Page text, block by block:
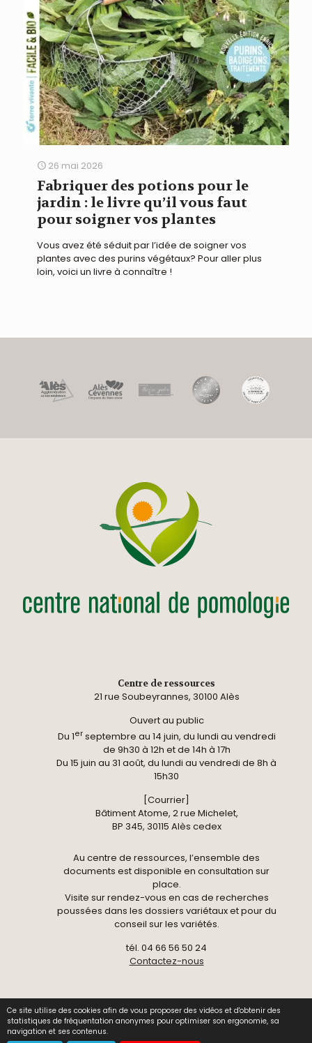
Ce site utilise des cookies afin de vous proposer des vidéos et d'obtenir des
statistiques de fréquentation anonymes pour optimiser son ergonomie, sa
navigation et ses contenus.
26 mai 2026
Fabriquer des potions pour le
jardin : le livre qu’il vous faut
pour soigner vos plantes
Vous avez été séduit par l’idée de soigner vos
plantes avec des purins végétaux? Pour aller plus
loin, voici un livre à connaître !
Centre de ressources
21 rue Soubeyrannes, 30100 Alès
Ouvert au public
Du 1erseptembre au 14 juin, du lundi au vendredi
de 9h30 à 12h et de 14h à 17h
Du 15 juin au 31 août, du lundi au vendredi de 8h à
15h30
[Courrier]
Bâtiment Atome, 2 rue Michelet,
BP 345, 30115 Alès cedex
Au centre de ressources, l’ensemble des
documents est disponible en consultation sur
place.
Visite sur rendez-vous en cas de recherches
poussées dans les dossiers variétaux et pour du
conseil sur les variétés.
tél. 04 66 56 50 24
Contactez-nous
© 2026 Centre National de Pomologie -Données
personnelles-Mentions légales -
Gestion des cookies